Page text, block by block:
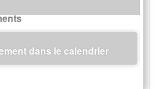
dans le calendrier